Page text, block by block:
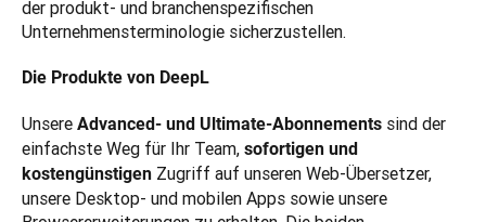
der produkt- und branchenspezifischen
Unternehmensterminologie sicherzustellen.
Die Produkte von DeepL
Unsere Advanced- und Ultimate-Abonnements sind der
einfachste Weg für Ihr Team, sofortigen und
kostengünstigen Zugriff auf unseren Web-Übersetzer,
unsere Desktop- und mobilen Apps sowie unsere